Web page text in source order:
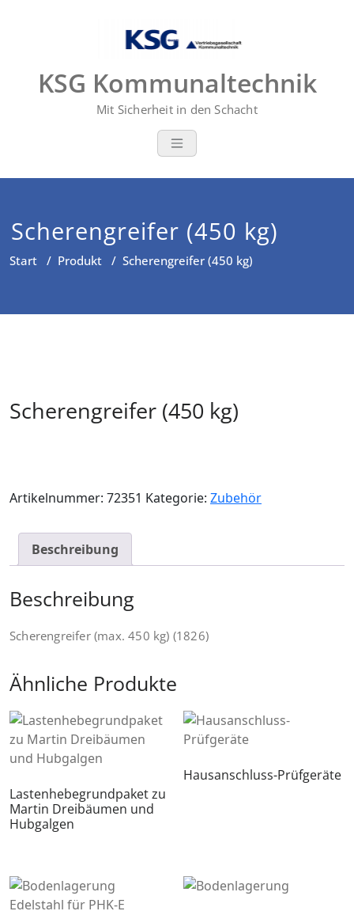
KSG Kommunaltechnik
Mit Sicherheit in den Schacht
Scherengreifer (450 kg)
Start / Produkt / Scherengreifer (450 kg)
Scherengreifer (450 kg)
Artikelnummer: 72351 Kategorie: Zubehör
Beschreibung
Beschreibung
Scherengreifer (max. 450 kg) (1826)
Ähnliche Produkte
Lastenhebegrundpaket zu
Martin Dreibäumen und
Hubgalgen
Hausanschluss-Prüfgeräte